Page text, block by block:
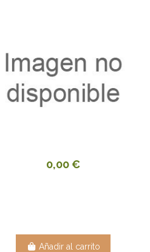
0,00 €
Añadir al carrito